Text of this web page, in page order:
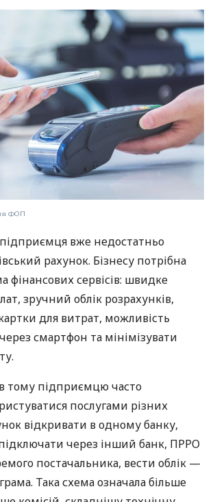
ФОП
вже недостатньо
рахунок. Бізнесу потрібна
фінансових сервісів: швидке
зручний облік розрахунків,
для витрат, можливість
смартфон та мінімізувати
тому підприємцю часто
послугами різних
відкривати в одному банку,
через інший банк, ПРРО
постачальника, вести облік —
Така схема означала більше